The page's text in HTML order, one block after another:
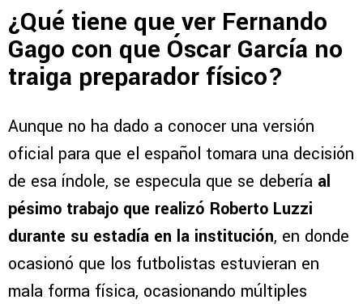
¿Qué tiene que ver Fernando
Gago con que Óscar García no
traiga preparador físico?
Aunque no ha dado a conocer una versión
oficial para que el español tomara una decisión
de esa índole, se especula que se debería al
pésimo trabajo que realizó Roberto Luzzi
durante su estadía en la institución, en donde
ocasionó que los futbolistas estuvieran en
mala forma física, ocasionando múltiples